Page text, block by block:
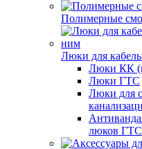
Полимерные
Люки для
Люки КК
Люки ГТС
Люки для
люков